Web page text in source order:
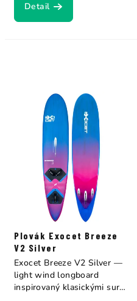
Detail
Plovák Exocet Breeze
V2 Silver
Exocet Breeze V2 Silver —
light wind longboard
inspirovaný klasickými surf